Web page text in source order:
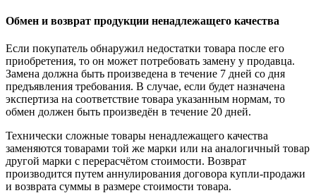
Обмен и возврат продукции ненадлежащего качества
Если покупатель обнаружил недостатки товара после его
приобретения, то он может потребовать замену у продавца.
Замена должна быть произведена в течение 7 дней со дня
предъявления требования. В случае, если будет назначена
экспертиза на соответствие товара указанным нормам, то
обмен должен быть произведён в течение 20 дней.
Технически сложные товары ненадлежащего качества
заменяются товарами той же марки или на аналогичный товар
другой марки с перерасчётом стоимости. Возврат
производится путем аннулирования договора купли-продажи
и возврата суммы в размере стоимости товара.